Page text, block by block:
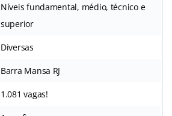
Níveis fundamental, médio, técnico e
superior
Diversas
Barra Mansa RJ
1.081 vagas!